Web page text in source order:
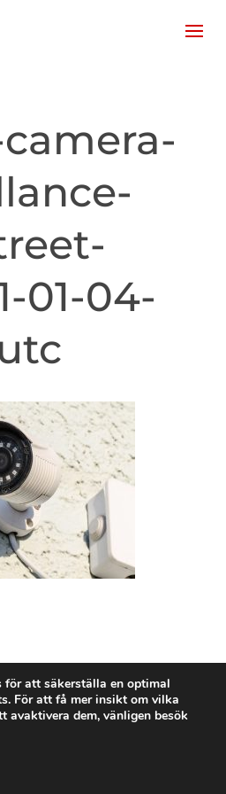
01-04-
för att säkerställa en optimal
För att få mer insikt om vilka
avaktivera dem, vänligen besök